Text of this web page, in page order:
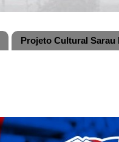
Projeto Cultural